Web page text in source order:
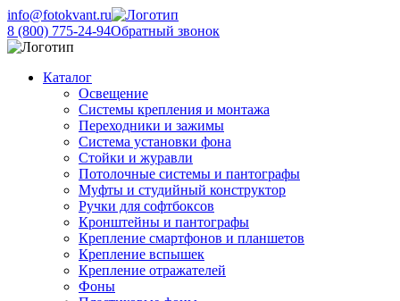
info@fotokvant.ru
8 (800) 775-24-94Обратный звонок
Каталог
Освещение
Системы крепления и монтажа
Переходники и зажимы
Система установки фона
Стойки и журавли
Потолочные системы и пантографы
Муфты и студийный конструктор
Ручки для софтбоксов
Кронштейны и пантографы
Крепление смартфонов и планшетов
Крепление вспышек
Крепление отражателей
Фоны